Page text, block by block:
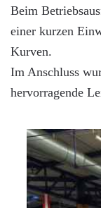
Beim
einer kurzen
Kurven.
Im Anschluss
hervorragende